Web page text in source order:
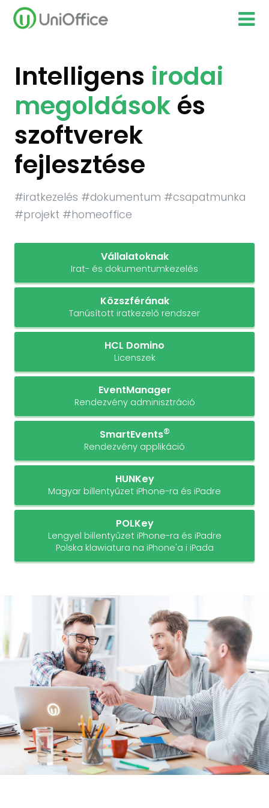
Megoldásaink
Szolgáltatásaink
Intelligens irodai
megoldások és
szoftverek
fejlesztése
#iratkezelés #dokumentum #csapatmunka
#projekt #homeoffice
Vállalatoknak
Irat- és dokumentumkezelés
Közszférának
Tanúsított iratkezelő rendszer
HCL Domino
Licenszek
EventManager
Rendezvény adminisztráció
SmartEvents®
Rendezvény applikáció
HUNKey
Magyar billentyűzet iPhone-ra és iPadre
POLKey
Lengyel billentyűzet iPhone-ra és iPadre
Polska klawiatura na iPhone'a i iPada